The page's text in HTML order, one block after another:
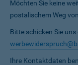
Möchten Sie keine
postalischem Weg
Bitte schicken Sie
Ihre Kontaktdaten